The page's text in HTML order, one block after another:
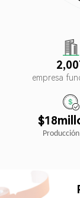
2,00
empresa
$18